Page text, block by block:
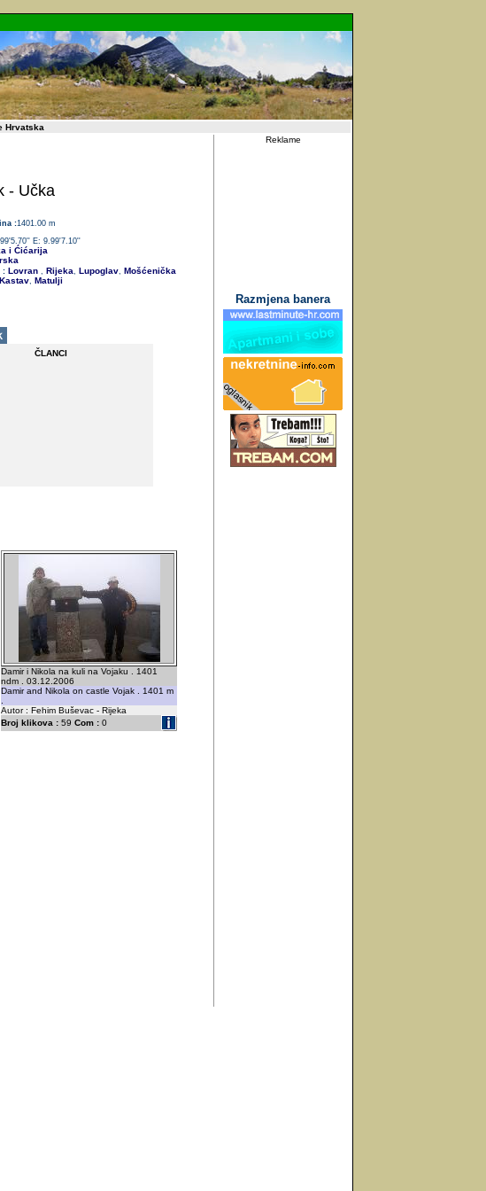
Hrvatska
- Učka
:1401.00 m
E: 9.99'7.10''
i Ćićarija
: Lovran , Rijeka, Lupoglav, Mošćenička
Kastav, Matulji
ČLANCI
Damir i Nikola na kuli na Vojaku . 1401
ndm . 03.12.2006
Damir and Nikola on castle Vojak . 1401 m
Autor : Fehim Buševac - Rijeka
Broj klikova : 59 Com : 0
Reklame
Razmjena banera